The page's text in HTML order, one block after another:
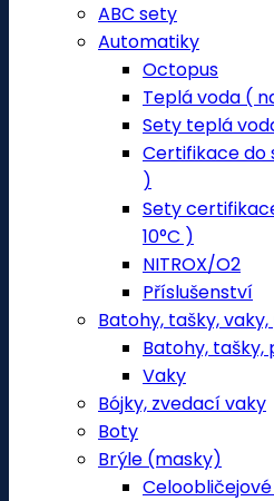
ABC sety
Automatiky
Octopus
Teplá voda (
Sety teplá
Certifikace do
)
Sety
10°C )
NITROX/O2
Příslušenství
Batohy, tašky,
Batohy,
Vaky
Bójky, zvedací vaky
Boty
Brýle (masky)